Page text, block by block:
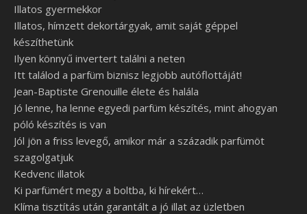
Illatos gyermekkor
Illatos, hímzett dekortárgyak, amit saját géppel
készíthetünk
Ilyen könnyű invertert találni a neten
Itt találod a parfüm biznisz legjobb autóflottáját!
Jean-Baptiste Grenouille élete és halála
Jó lenne, ha lenne egyedi parfüm készítés, mint ahogyan
póló készítés is van
Jól jön a friss levegő, amikor már a századik parfümöt
szagolgatjuk
Kedvenc illatok
Ki parfümért megy a boltba, ki hírekért…
Klíma tisztítás után garantált a jó illat az üzletben